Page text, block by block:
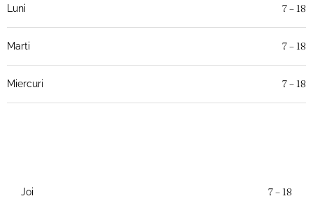
Luni 7 – 18
Marti 7 – 18
Miercuri 7 – 18
Joi 7 – 18